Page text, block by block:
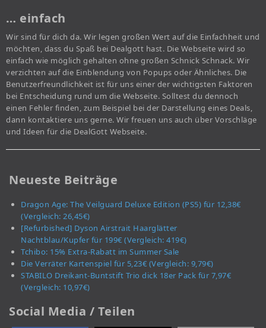
… einfach
Wir sind für dich da. Wir legen großen Wert auf die Einfachheit und
möchten, dass du Spaß bei Dealgott hast. Die Webseite wird so
einfach wie möglich gehalten ohne großen Schnick Schnack. Wir
verzichten auf die Einblendung von Popups oder Ähnliches. Die
Benutzerfreundlichkeit ist für uns einer der wichtigsten Faktoren
bei Entscheidung rund um die Webseite. Solltest du dennoch
einen Fehler finden, zum Beispiel bei der Darstellung eines Deals,
dann kontaktiere uns gerne. Wir freuen uns auch über Vorschläge
und Ideen für die DealGott Webseite.
Neueste Beiträge
Dragon Age: The Veilguard Deluxe Edition (PS5) für 12,38€
(Vergleich: 26,45€)
[Refurbished] Dyson Airstrait Haarglätter
Nachtblau/Kupfer für 199€ (Vergleich: 419€)
Tchibo: 15% Extra-Rabatt im Summer Sale
Die Verräter Kartenspiel für 5,23€ (Vergleich: 9,79€)
STABILO Dreikant-Buntstift Trio dick 18er Pack für 7,97€
(Vergleich: 10,97€)
Social Media / Teilen